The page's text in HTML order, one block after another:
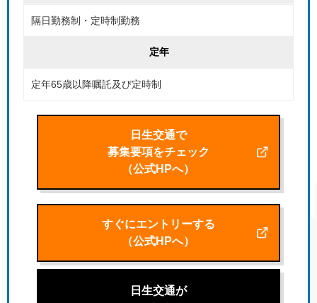
隔日勤務制・定時制勤務
定年
定年65歳以降嘱託及び定時制
日生交通で
募集要項をチェック
（公式HPへ）
すぐにエントリーする
（公式HPへ）
日生交通が